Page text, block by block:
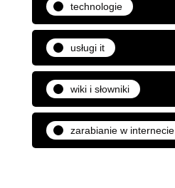
technologie
usługi it
wiki i słowniki
zarabianie w internecie